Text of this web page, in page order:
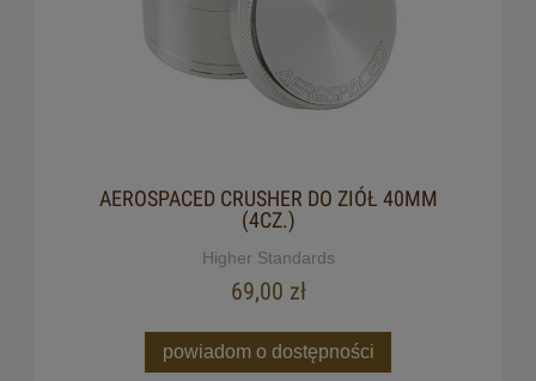
AEROSPACED CRUSHER DO ZIÓŁ 40MM
(4CZ.)
Higher Standards
69,00 zł
powiadom o dostępności